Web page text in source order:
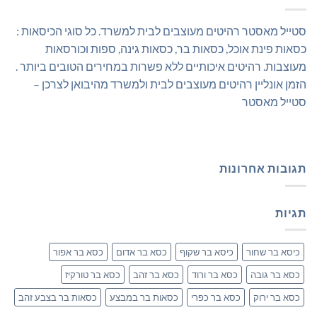
סטייל מאסטר רהיטים מעוצבים לבית למשרד. כל סוגי הכיסאות :
כסאות פינת אוכל, כסאות בר, כסאות גינה, ספות וכורסאות
מעוצבות. רהיטים איכותיים ללא פשרות במחירים הטובים ביותר .
הזמן אונליין רהיטים מעוצבים לבית ולמשרד מהיבואן לצרכן –
סטייל מאסטר
תגובות אחרונות
תגיות
כיסא בר שחור כיסא בר שקוף כסא בר אדום
כסא בר אפור
כסא בר גובה
כסא בר ורוד כסא בר זהב
כסא בר טורקיז
כסא בר ירוק
כסא בר כפרי כסאות בר במבצע
כסאות בר בצבע זהב